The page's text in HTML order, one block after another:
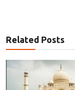
Related Posts